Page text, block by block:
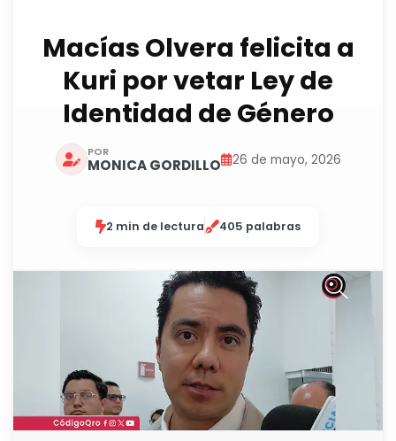
Macías Olvera felicita a
Kuri por vetar Ley de
Identidad de Género
POR
MONICA GORDILLO 26 de mayo, 2026
2 min de lectura 405 palabras